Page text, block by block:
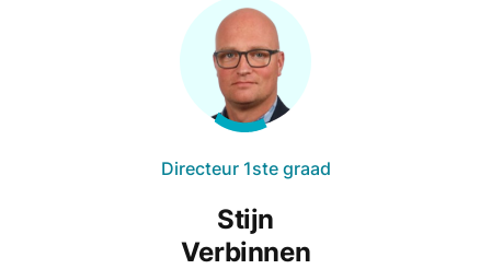
Directeur 1ste graad
Stijn
Verbinnen